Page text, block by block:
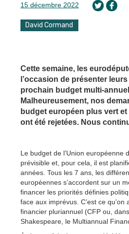
15 décembre 2022
David Cormand
Cette semaine, les
l’occasion de présenter
prochain budget multi-
Malheureusement, nos
budget européen plus vert
ont été rejetées. Nous
Le budget de l’Union européenne
prévisible et, pour cela, il est
années. Tous les 7 ans, les
européennes s’accordent sur un
financer les priorités définies
face aux imprévus. C’est ce qu’on
financier pluriannuel (CFP ou,
Shakespeare, le Multiannual